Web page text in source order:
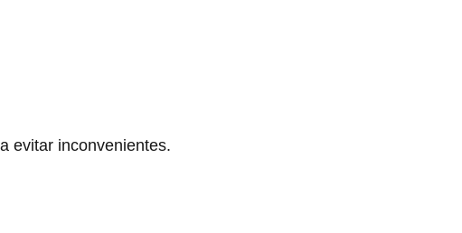
evitar inconvenientes.